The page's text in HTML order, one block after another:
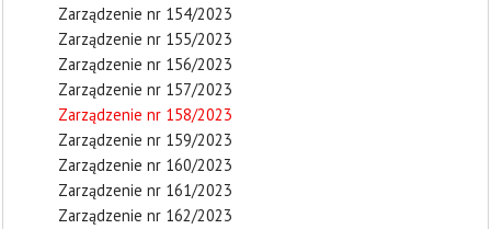
Zarządzenie nr 154/2023
Zarządzenie nr 155/2023
Zarządzenie nr 156/2023
Zarządzenie nr 157/2023
Zarządzenie nr 158/2023
Zarządzenie nr 159/2023
Zarządzenie nr 160/2023
Zarządzenie nr 161/2023
Zarządzenie nr 162/2023